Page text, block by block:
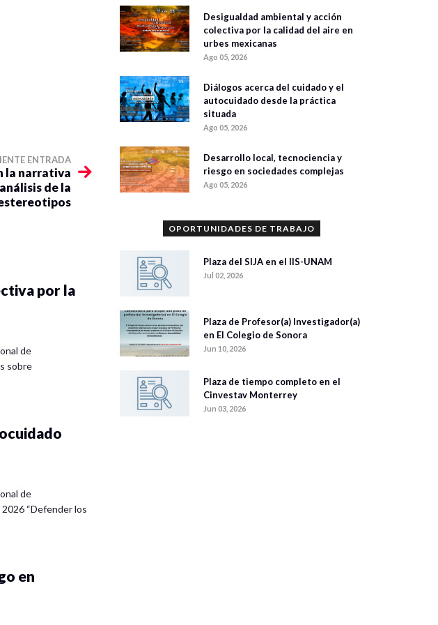
ENTRADA
la narrativa
de la
por la
de
sobre
de
“Defender los
en
Desigualdad ambiental y acción
colectiva por la calidad del aire en
urbes mexicanas
Ago 05, 2026
Diálogos acerca del cuidado y el
autocuidado desde la práctica
situada
Ago 05, 2026
Desarrollo local, tecnociencia y
riesgo en sociedades complejas
Ago 05, 2026
OPORTUNIDADES DE TRABAJO
Plaza del SIJA en el IIS-UNAM
Jul 02, 2026
Plaza de Profesor(a) Investigador(a)
en El Colegio de Sonora
Jun 10, 2026
Plaza de tiempo completo en el
Cinvestav Monterrey
Jun 03, 2026